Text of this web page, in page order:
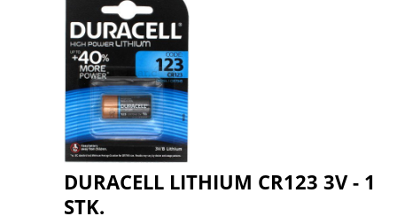
DURACELL LITHIUM CR123 3V - 1
STK.